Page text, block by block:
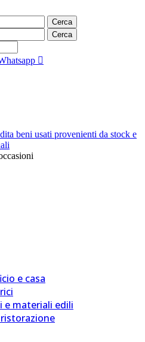
Cerca
Cerca
e casa
e materiali edili